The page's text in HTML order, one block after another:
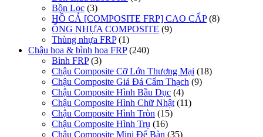
Bồn Lọc (3)
HỒ CÁ [COMPOSITE FRP] CAO CẤP (8)
ỐNG NHỰA COMPOSITE (9)
Thùng nhựa FRP (1)
Chậu hoa & bình hoa FRP (240)
Bình FRP (3)
Chậu Composite Cỡ Lớn Thương Mại (18)
Chậu Composite Giả Đá Cẩm Thạch (9)
Chậu Composite Hình Bầu Dục (4)
Chậu Composite Hình Chữ Nhật (11)
Chậu Composite Hình Tròn (15)
Chậu Composite Hình Trụ (16)
Chậu Composite Mini Để Bàn (35)